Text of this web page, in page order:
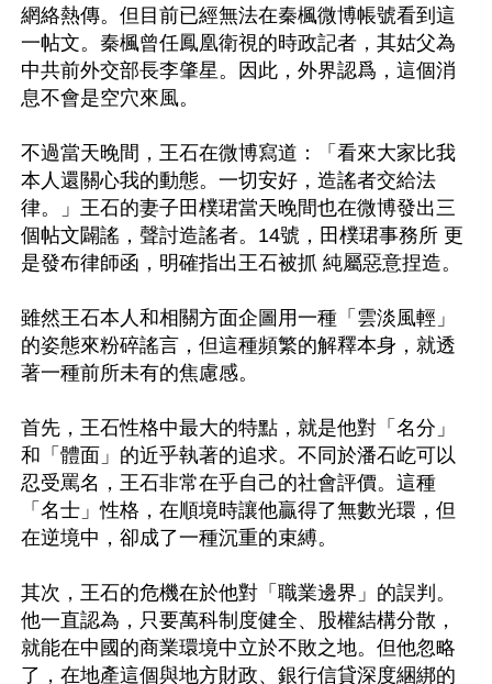
網絡熱傳。但目前已經無法在秦楓微博帳號看到這
一帖文。秦楓曾任鳳凰衛視的時政記者，其姑父為
中共前外交部長李肇星。因此，外界認爲，這個消
息不會是空穴來風。
不過當天晚間，王石在微博寫道：「看來大家比我
本人還關心我的動態。一切安好，造謠者交給法
律。」王石的妻子田樸珺當天晚間也在微博發出三
個帖文闢謠，聲討造謠者。14號，田樸珺事務所 更
是發布律師函，明確指出王石被抓 純屬惡意捏造。
雖然王石本人和相關方面企圖用一種「雲淡風輕」
的姿態來粉碎謠言，但這種頻繁的解釋本身，就透
著一種前所未有的焦慮感。
首先，王石性格中最大的特點，就是他對「名分」
和「體面」的近乎執著的追求。不同於潘石屹可以
忍受罵名，王石非常在乎自己的社會評價。這種
「名士」性格，在順境時讓他贏得了無數光環，但
在逆境中，卻成了一種沉重的束縛。
其次，王石的危機在於他對「職業邊界」的誤判。
他一直認為，只要萬科制度健全、股權結構分散，
就能在中國的商業環境中立於不敗之地。但他忽略
了，在地產這個與地方財政、銀行信貸深度綑綁的